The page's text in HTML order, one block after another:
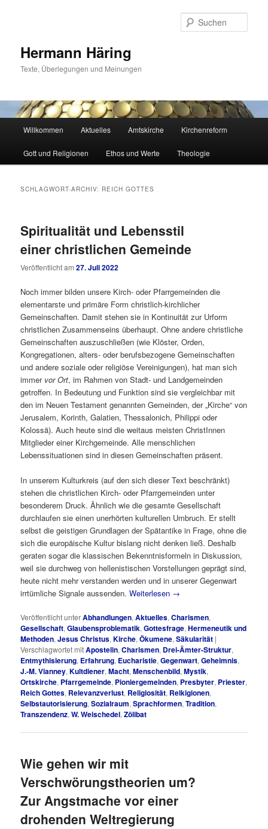
Hermann Häring
Texte, Überlegungen und Meinungen
Willkommen Aktuelles Amtskirche Kirchenreform
Gott und Religionen Ethos und Werte Theologie
SCHLAGWORT-ARCHIV: REICH GOTTES
Spiritualität und Lebensstil
einer christlichen Gemeinde
Veröffentlicht am27. Juli 2022
Noch immer bilden unsere Kirch- oder Pfarrgemeinden die
elementarste und primäre Form christlich-kirchlicher
Gemeinschaften. Damit stehen sie in Kontinuität zur Urform
christlichen Zusammenseins überhaupt. Ohne andere christliche
Gemeinschaften auszuschließen (wie Klöster, Orden,
Kongregationen, alters- oder berufsbezogene Gemeinschaften
und andere soziale oder religiöse Vereinigungen), hat man sich
immer vor Ort, im Rahmen von Stadt- und Landgemeinden
getroffen. In Bedeutung und Funktion sind sie vergleichbar mit
den im Neuen Testament genannten Gemeinden, der „Kirche“ von
Jerusalem, Korinth, Galatien, Thessalonich, Philippi oder
Kolossä). Auch heute sind die weitaus meisten ChristInnen
Mitglieder einer Kirchgemeinde. Alle menschlichen
Lebenssituationen sind in diesen Gemeinschaften präsent.
In unserem Kulturkreis (auf den sich dieser Text beschränkt)
stehen die christlichen Kirch- oder Pfarrgemeinden unter
besonderem Druck. Ähnlich wie die gesamte Gesellschaft
durchlaufen sie einen unerhörten kulturellen Umbruch. Er stellt
selbst die geistigen Grundlagen der Spätantike in Frage, ohne die
sich die europäische Kultur bislang nicht denken ließ. Deshalb
geraten sogar die klassischen Bekenntnisformeln in Diskussion,
weil sie durchweg von hellenistischen Vorstellungen geprägt sind,
heute nicht mehr verstanden werden und in unserer Gegenwart
irrtümliche Signale aussenden.Weiterlesen →
Veröffentlicht unterAbhandlungen,Aktuelles,Charismen,
Gesellschaft,Glaubensproblematik,Gottesfrage,Hermeneutik und
Methoden,Jesus Christus,Kirche,Ökumene,Säkularität |
Verschlagwortet mitApostelin,Charismen, Drei-Ämter-Struktur,
Entmythisierung, Erfahrung, Eucharistie,Gegenwart,Geheimnis,
J.-M. Vianney,Kultdiener,Macht,Menschenbild,Mystik,
Ortskirche, Pfarrgemeinde, Pioniergemeinden, Presbyter, Priester,
Reich Gottes, Relevanzverlust, Religiosität, Relkigionen,
Selbstautorisierung,Sozialraum,Sprachformen,Tradition,
Transzendenz,W. Weischedel,Zölibat
Wie gehen wir mit
Verschwörungstheorien um?
Zur Angstmache vor einer
drohenden Weltregierung